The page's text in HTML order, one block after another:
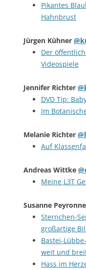
Pikantes
Hahnbrust
Jürgen Kühner
Der
Videospiele
Jennifer Richter
DVD Tip:
Im
Melanie Richter
Auf
Andreas Wittke
Meine L3T
Susanne
Sternchen-
großartige
Bastei-
weit und
Hass im